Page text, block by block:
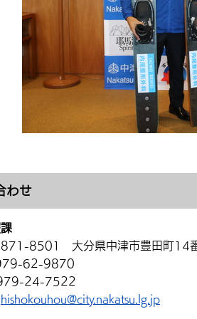
わせ
871-8501 大分県中津市豊田町14
62-9870
24-7522
hishokouhou@city.nakatsu.lg.jp